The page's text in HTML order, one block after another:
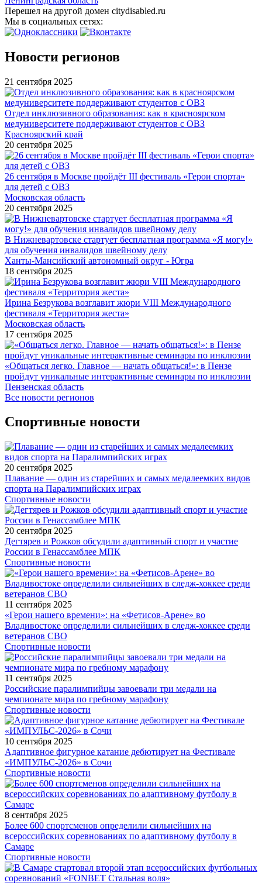
Перешел на другой домен citydisabled.ru
Мы в социальных сетях:
Новости регионов
21 сентября 2025
Отдел инклюзивного образования: как в красноярском
медуниверситете поддерживают студентов с ОВЗ
Красноярский край
20 сентября 2025
26 сентября в Москве пройдёт III фестиваль «Герои спорта»
для детей с ОВЗ
Московская область
20 сентября 2025
В Нижневартовске стартует бесплатная программа «Я могу!»
для обучения инвалидов швейному делу
Ханты-Мансийский автономный округ - Югра
18 сентября 2025
Ирина Безрукова возглавит жюри VIII Международного
фестиваля «Территория жеста»
Московская область
17 сентября 2025
«Общаться легко. Главное — начать общаться!»: в Пензе
пройдут уникальные интерактивные семинары по инклюзии
Пензенская область
Все новости регионов
Спортивные новости
20 сентября 2025
Плавание — один из старейших и самых медалеемких видов
спорта на Паралимпийских играх
Спортивные новости
20 сентября 2025
Дегтярев и Рожков обсудили адаптивный спорт и участие
России в Генассамблее МПК
Спортивные новости
11 сентября 2025
«Герои нашего времени»: на «Фетисов-Арене» во
Владивостоке определили сильнейших в следж-хоккее среди
ветеранов СВО
Спортивные новости
11 сентября 2025
Российские паралимпийцы завоевали три медали на
чемпионате мира по гребному марафону
Спортивные новости
10 сентября 2025
Адаптивное фигурное катание дебютирует на Фестивале
«ИМПУЛЬС-2026» в Сочи
Спортивные новости
8 сентября 2025
Более 600 спортсменов определили сильнейших на
всероссийских соревнованиях по адаптивному футболу в
Самаре
Спортивные новости